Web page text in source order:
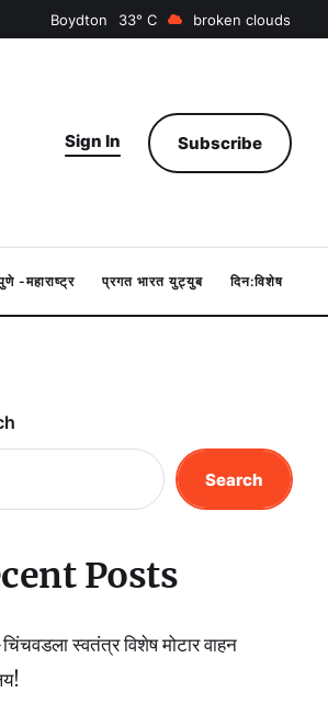
Boydton 33 broken clouds
Sign In Subscribe
-महाराष्ट्र प्रगत भारत युट्युब दिन:विशेष
Search
Posts
चिंचवडला स्वतंत्र विशेष मोटार वाहन